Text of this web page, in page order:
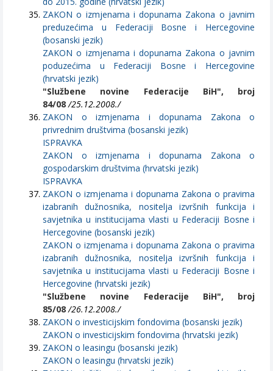
ZAKON o izmjenama i dopunama Zakona o javnim
preduzećima u Federaciji Bosne i Hercegovine
(bosanski jezik)
ZAKON o izmjenama i dopunama Zakona o javnim
poduzećima u Federaciji Bosne i Hercegovine
(hrvatski jezik)
"Službene novine Federacije BiH", broj
84/08 /25.12.2008./
ZAKON o izmjenama i dopunama Zakona o
privrednim društvima (bosanski jezik)
ISPRAVKA
ZAKON o izmjenama i dopunama Zakona o
gospodarskim društvima (hrvatski jezik)
ISPRAVKA
ZAKON o izmjenama i dopunama Zakona o pravima
izabranih dužnosnika, nositelja izvršnih funkcija i
savjetnika u institucijama vlasti u Federaciji Bosne i
Hercegovine (bosanski jezik)
ZAKON o izmjenama i dopunama Zakona o pravima
izabranih dužnosnika, nositelja izvršnih funkcija i
savjetnika u institucijama vlasti u Federaciji Bosne i
Hercegovine (hrvatski jezik)
"Službene novine Federacije BiH", broj
85/08 /26.12.2008./
ZAKON o investicijskim fondovima (bosanski jezik)
ZAKON o investicijskim fondovima (hrvatski jezik)
ZAKON o leasingu (bosanski jezik)
ZAKON o leasingu (hrvatski jezik)